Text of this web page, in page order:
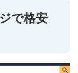
で格安